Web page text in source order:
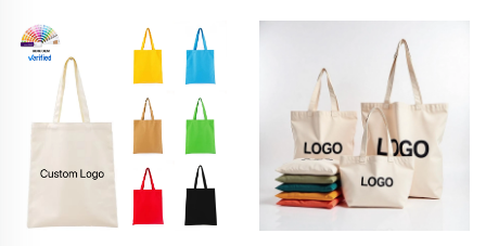
trattiene l'umidità e provoca la formazione di
muffa), una borsa in tela permette la
circolazione dell'aria, mantenendo freschi abiti,
scarpe o prodotti alimentari. Non tossica e priva
di BPA, una borsa in tela non rilascerà sostanze
chimiche negli alimenti o negli oggetti
personali. Per spuntini da picnic o vestiti da